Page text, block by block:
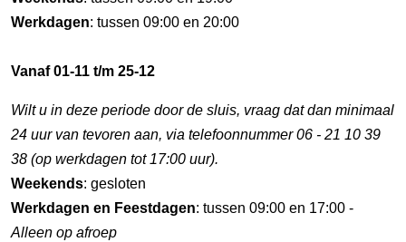
Werkdagen: tussen 09:00 en 20:00
Vanaf 01-11 t/m 25-12
Wilt u in deze periode door de sluis, vraag dat dan minimaal
24 uur van tevoren aan, via telefoonnummer 06 - 21 10 39
38 (op werkdagen tot 17:00 uur).
Weekends: gesloten
Werkdagen en Feestdagen: tussen 09:00 en 17:00 -
Alleen op afroep